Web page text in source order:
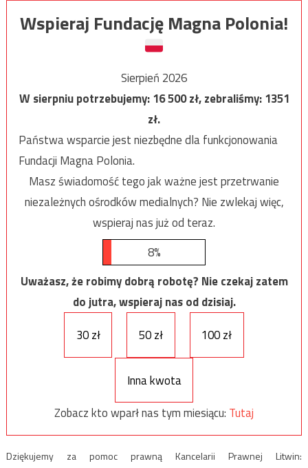
Wspieraj Fundację Magna Polonia!
Sierpień 2026
W sierpniu potrzebujemy:16 500zł, zebraliśmy:1351
zł.
Państwa wsparcie jest niezbędne dla funkcjonowania
Fundacji Magna Polonia.
Masz świadomość tego jak ważne jest przetrwanie
niezależnych ośrodków medialnych? Nie zwlekaj więc,
wspieraj nas już od teraz.
8%
Uważasz, że robimy dobrą robotę? Nie czekaj zatem
do jutra, wspieraj nas od dzisiaj.
30 zł
50 zł 100 zł
Inna kwota
Zobacz kto wparł nas tym miesiącu: Tutaj
Dziękujemy za pomoc prawną Kancelarii Prawnej Litwin: